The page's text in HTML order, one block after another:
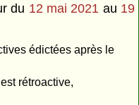
du 12 mai 2021 au 19
édictées après le
rétroactive,